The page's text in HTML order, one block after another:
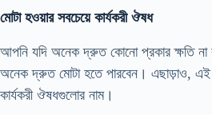
মোটা হওয়ার সবচেয়ে কার্যকরী ঔষধ
আপনি যদি অনেক দ্রুত কোনো প্রকার ক্ষতি না
অনেক দ্রুত মোটা হতে পারবেন। এছাড়াও, এই
কার্যকরী ঔষধগুলোর নাম।